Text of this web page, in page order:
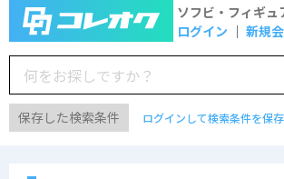
ソフビ・フィギュ
ログイン
新規
保存した検索条件 ログインして検索条件を保存